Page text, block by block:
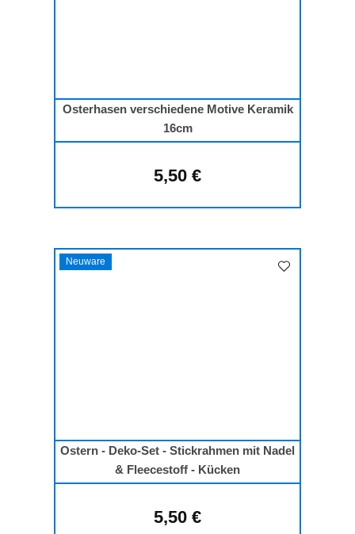
Osterhasen verschiedene Motive Keramik
16cm
Regulärer Preis:
5,50 €
Neuware
Ostern - Deko-Set - Stickrahmen mit Nadel
& Fleecestoff - Kücken
Regulärer Preis:
5,50 €